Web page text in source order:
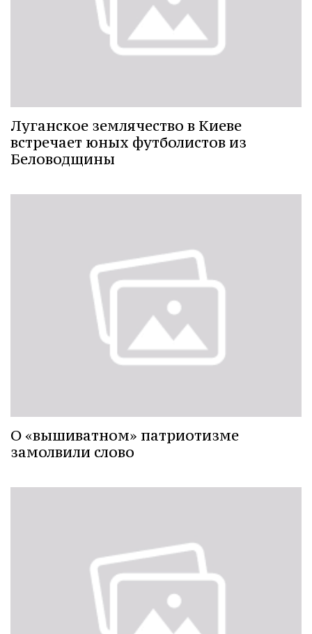
Луганское землячество в Киеве
встречает юных футболистов из
Беловодщины
О «вышиватном» патриотизме
замолвили слово